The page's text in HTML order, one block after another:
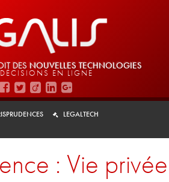
DES NOUVELLES TECHNOLOGIES
EN LIGNE
LEGALTECH
: Vie privée